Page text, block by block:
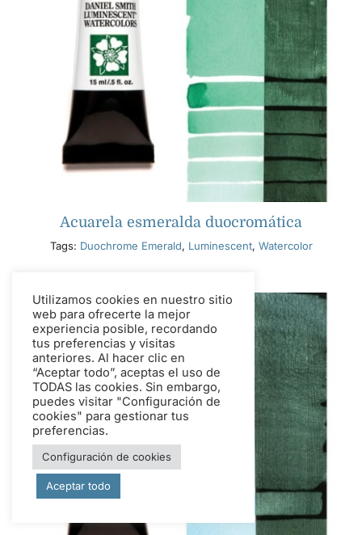
Acuarela esmeralda duocromática
Tags: Duochrome Emerald, Luminescent, Watercolor
Utilizamos cookies en nuestro sitio
web para ofrecerte la mejor
experiencia posible, recordando
tus preferencias y visitas
anteriores. Al hacer clic en
“Aceptar todo”, aceptas el uso de
TODAS las cookies. Sin embargo,
puedes visitar "Configuración de
cookies" para gestionar tus
preferencias.
Configuración de cookies
Aceptar todo